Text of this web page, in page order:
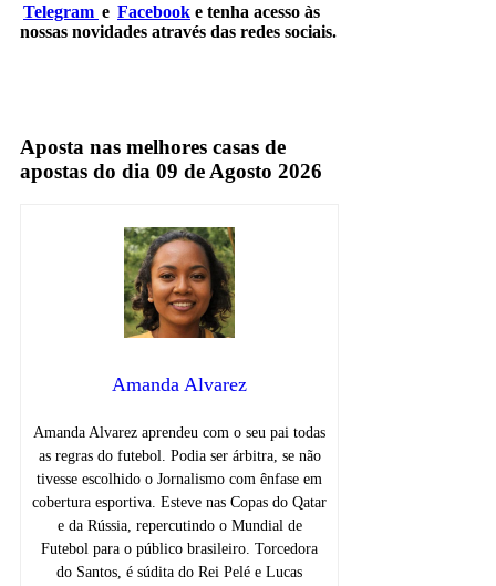
Telegram e Facebook e tenha acesso às
nossas novidades através das redes sociais.
Aposta nas melhores casas de
apostas do dia 09 de Agosto 2026
Amanda Alvarez
Amanda Alvarez aprendeu com o seu pai todas
as regras do futebol. Podia ser árbitra, se não
tivesse escolhido o Jornalismo com ênfase em
cobertura esportiva. Esteve nas Copas do Qatar
e da Rússia, repercutindo o Mundial de
Futebol para o público brasileiro. Torcedora
do Santos, é súdita do Rei Pelé e Lucas